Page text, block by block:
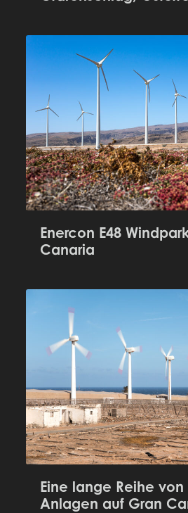
Enercon E48
Canaria
Eine lange Reihe von
Anlagen auf Gran